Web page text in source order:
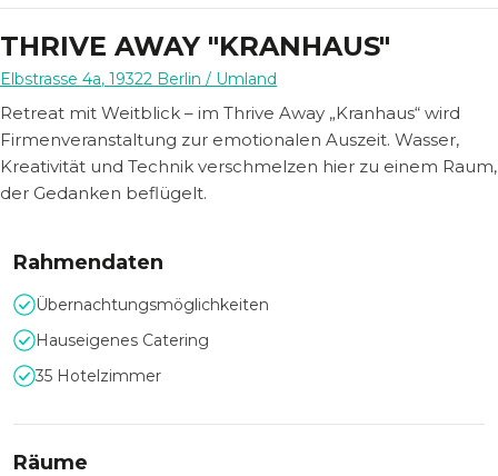
THRIVE AWAY "KRANHAUS"
Elbstrasse 4a, 19322 Berlin / Umland
Retreat mit Weitblick – im Thrive Away „Kranhaus“ wird
Firmenveranstaltung zur emotionalen Auszeit. Wasser,
Kreativität und Technik verschmelzen hier zu einem Raum,
der Gedanken beflügelt.
Rahmendaten
Übernachtungsmöglichkeiten
Hauseigenes Catering
35 Hotelzimmer
Räume